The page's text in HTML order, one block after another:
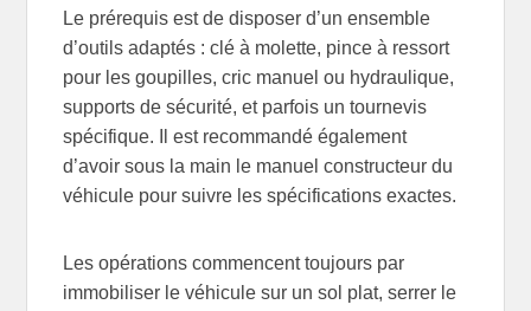
Le prérequis est de disposer d’un ensemble
d’outils adaptés : clé à molette, pince à ressort
pour les goupilles, cric manuel ou hydraulique,
supports de sécurité, et parfois un tournevis
spécifique. Il est recommandé également
d’avoir sous la main le manuel constructeur du
véhicule pour suivre les spécifications exactes.
Les opérations commencent toujours par
immobiliser le véhicule sur un sol plat, serrer le